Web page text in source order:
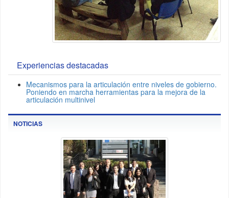
Experiencias destacadas
Mecanismos para la articulación entre niveles de gobierno.
Poniendo en marcha herramientas para la mejora de la
articulación multinivel
NOTICIAS